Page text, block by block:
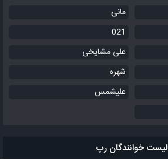
مانی
021
علی مشایخی
شهره
علیشمس
لیست خوانندگان رپ